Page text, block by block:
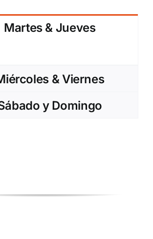
Martes & Jueves
& Viernes
y Domingo